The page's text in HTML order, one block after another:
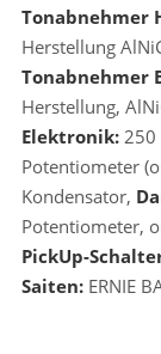
Tonabnehmer
Herstellung
Tonabnehmer
Herstellung,
Elektronik:250
Potentiometer
Kondensator,
Potentiometer,
PickUp-
Saiten:ERNIE